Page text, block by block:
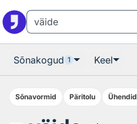
Sõnakogud 1 Keel
Sõnavormid Päritolu Ühendid